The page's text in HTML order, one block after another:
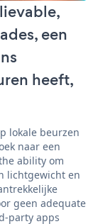
een
heeft,
lokale beurzen
naar een
ability om
lichtgewicht en
geen adequate
party apps